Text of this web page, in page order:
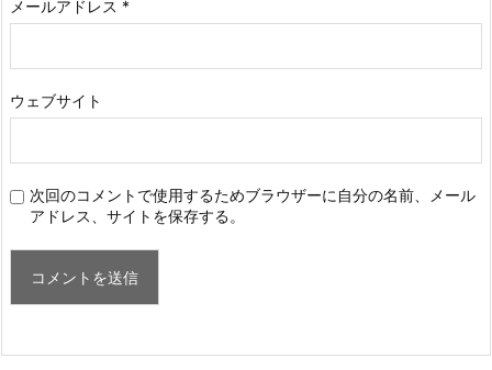
メールアドレス *
ウェブサイト
次回のコメントで使用するためブラウザーに自分の名前、メール
アドレス、サイトを保存する。